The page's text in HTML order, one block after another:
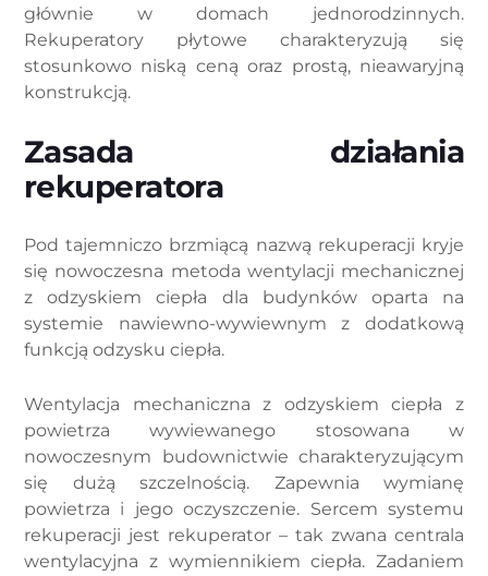
głównie w domach jednorodzinnych.
Rekuperatory płytowe charakteryzują się
stosunkowo niską ceną oraz prostą, nieawaryjną
konstrukcją.
Zasada działania
rekuperatora
Pod tajemniczo brzmiącą nazwą rekuperacji kryje
się nowoczesna metoda wentylacji mechanicznej
z odzyskiem ciepła dla budynków oparta na
systemie nawiewno-wywiewnym z dodatkową
funkcją odzysku ciepła.
Wentylacja mechaniczna z odzyskiem ciepła z
powietrza wywiewanego stosowana w
nowoczesnym budownictwie charakteryzującym
się dużą szczelnością. Zapewnia wymianę
powietrza i jego oczyszczenie. Sercem systemu
rekuperacji jest rekuperator – tak zwana centrala
wentylacyjna z wymiennikiem ciepła. Zadaniem